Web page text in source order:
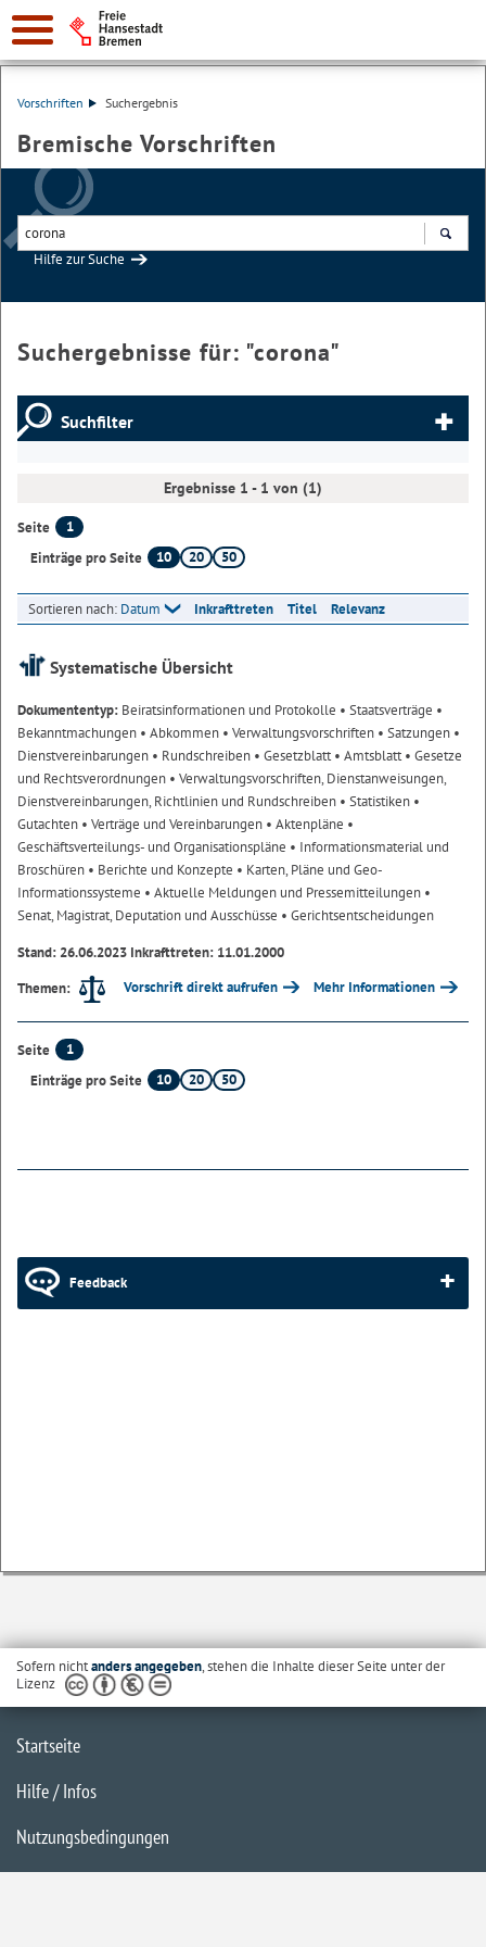
Vorschriften Suchergebnis
Bremische Vorschriften
Hilfe zur Suche
Suchergebnisse für: "corona"
Suchfilter
Ergebnisse 1 - 1 von (1)
Seite
1
Einträge pro Seite
10 20 50
Sortieren nach: Datum Inkrafttreten Titel Relevanz
Systematische Übersicht
Dokumententyp: Beiratsinformationen und Protokolle • Staatsverträge •
Bekanntmachungen • Abkommen • Verwaltungsvorschriften • Satzungen •
Dienstvereinbarungen • Rundschreiben • Gesetzblatt• Amtsblatt• Gesetze
und Rechtsverordnungen • Verwaltungsvorschriften, Dienstanweisungen,
Dienstvereinbarungen, Richtlinien und Rundschreiben • Statistiken •
Gutachten • Verträge und Vereinbarungen • Aktenpläne •
Geschäftsverteilungs- und Organisationspläne • Informationsmaterial und
Broschüren • Berichte und Konzepte • Karten, Pläne und Geo-
Informationssysteme • Aktuelle Meldungen und Pressemitteilungen •
Senat, Magistrat, Deputation und Ausschüsse • Gerichtsentscheidungen
Stand: 26.06.2023 Inkrafttreten: 11.01.2000
Themen:
Vorschrift direkt aufrufen Mehr Informationen
Seite
1
Einträge pro Seite
10 20 50
Feedback
Sofern nichtanders angegeben, stehen die Inhalte dieser Seite unter der
Lizenz
Startseite
Hilfe / Infos
Nutzungsbedingungen